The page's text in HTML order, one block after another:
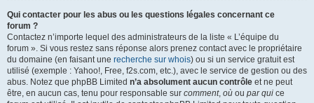
Qui contacter pour les abus ou les questions légales concernant ce
forum ?
Contactez n’importe lequel des administrateurs de la liste « L’équipe du
forum ». Si vous restez sans réponse alors prenez contact avec le propriétaire
du domaine (en faisant une recherche sur whois) ou si un service gratuit est
utilisé (exemple : Yahoo!, Free, f2s.com, etc.), avec le service de gestion ou des
abus. Notez que phpBB Limited n’a absolument aucun contrôle et ne peut
être, en aucun cas, tenu pour responsable sur comment, où ou par qui ce